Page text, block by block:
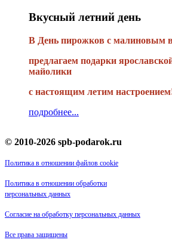
Вкусный летний день
В День пирожков с малиновым
предлагаем подарки
майолики
с настоящим летим
подробнее...
© 2010-2026 spb-podarok.ru
Политика в отношении файлов cookie
Политика в отношении обработки
персональных данных
Согласие на обработку персональных данных
Все права защищены